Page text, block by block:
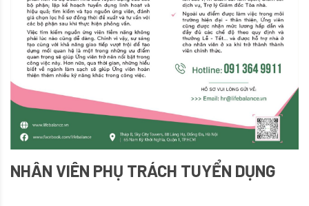
NHÂN VIÊN PHỤ TRÁCH TUYỂN DỤNG